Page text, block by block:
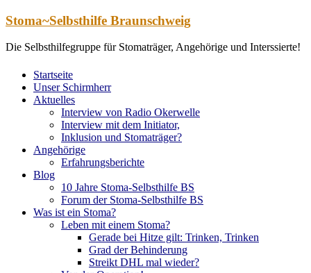
Zum
springen
Stoma~Selbsthilfe Braunschweig
Die Selbsthilfegruppe für Stomaträger, Angehörige und Interssierte!
Startseite
Unser Schirmherr
Aktuelles
Interview von Radio Okerwelle
Interview mit dem Initiator,
Inklusion und Stomaträger?
Angehörige
Erfahrungsberichte
Blog
10 Jahre Stoma-Selbsthilfe BS
Forum der Stoma-Selbsthilfe BS
Was ist ein Stoma?
Leben mit einem Stoma?
Gerade bei Hitze gilt: Trinken, Trinken
Grad der Behinderung
Streikt DHL mal wieder?